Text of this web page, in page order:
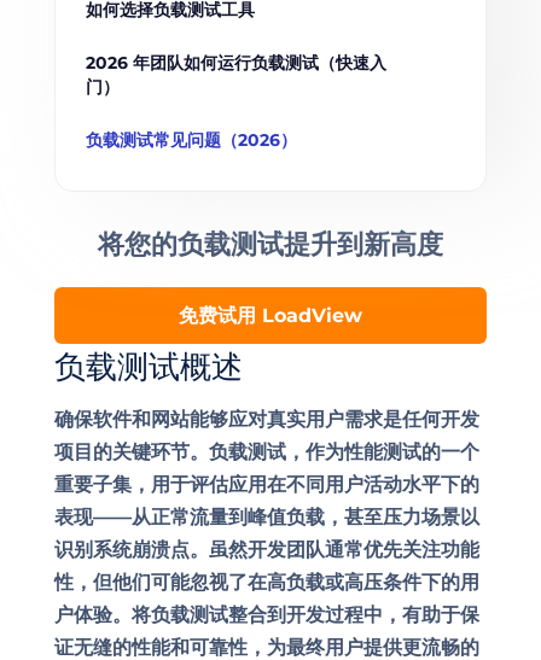
负载测试概述
确保软件和网站能够应对真实用户需求是任何开发
项目的关键环节。负载测试，作为性能测试的一个
重要子集，用于评估应用在不同用户活动水平下的
表现——从正常流量到峰值负载，甚至压力场景以
识别系统崩溃点。虽然开发团队通常优先关注功能
性，但他们可能忽视了在高负载或高压条件下的用
户体验。将负载测试整合到开发过程中，有助于保
证无缝的性能和可靠性，为最终用户提供更流畅的
如何选择负载测试工具
2026 年团队如何运行负载测试（快速入
门）
负载测试常见问题（2026）
将您的负载测试提升到 新高度
免费试用 LoadView